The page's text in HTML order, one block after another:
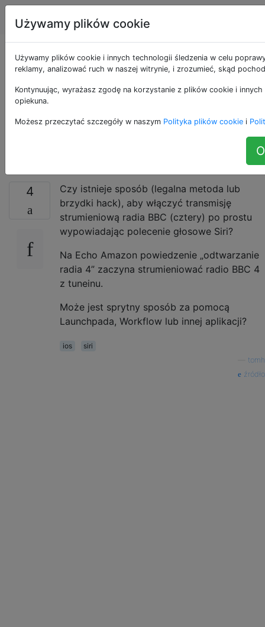
Apple Tagi
Czy istnieje sposób,
aby Siri grała w
stacjach radiowych
4
Czy istnieje sposób (legalna metoda lub
brzydki hack), aby włączyć transmisję
strumieniową radia BBC (cztery) po prostu
wypowiadając polecenie głosowe Siri?
Na Echo Amazon powiedzenie „odtwarzanie
radia 4” zaczyna strumieniować radio BBC 4
z tuneinu.
Może jest sprytny sposób za pomocą
Launchpada, Workflow lub innej aplikacji?
ios
siri
tomh
źródło
Używamy plików cookie
Używamy plików cookie i innych technologii śledzenia w celu
reklamy, analizować ruch w naszej witrynie, i zrozumieć, skąd
Kontynuując, wyrażasz zgodę na korzystanie z plików cookie i
opiekuna.
Możesz przeczytać szczegóły w naszym Polityka plików cookie i